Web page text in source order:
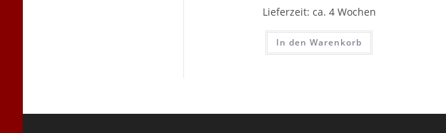
Lieferzeit: ca. 4 Wochen
In den Warenkorb